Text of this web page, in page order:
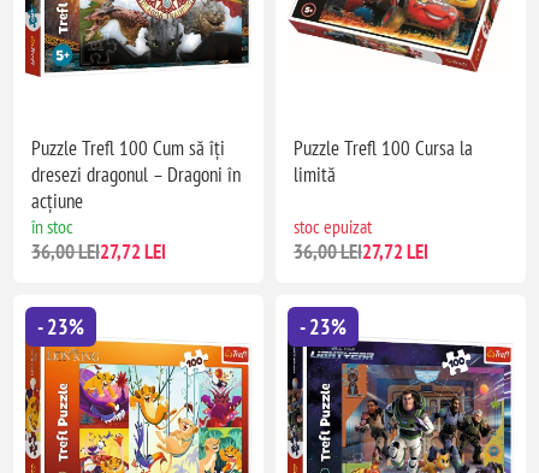
Puzzle Trefl 100 Cum să îți
dresezi dragonul – Dragoni în
acțiune
în stoc
36,00 LEI27,72 LEI
Puzzle Trefl 100 Cursa la
limită
stoc epuizat
36,00 LEI27,72 LEI
- 23% - 23%